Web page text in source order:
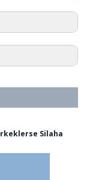
Silaha